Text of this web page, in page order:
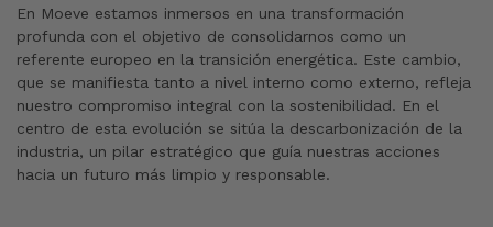
En Moeve estamos inmersos en una transformación
profunda con el objetivo de consolidarnos como un
referente europeo en la transición energética. Este cambio,
que se manifiesta tanto a nivel interno como externo, refleja
nuestro compromiso integral con la sostenibilidad. En el
centro de esta evolución se sitúa la descarbonización de la
industria, un pilar estratégico que guía nuestras acciones
hacia un futuro más limpio y responsable.